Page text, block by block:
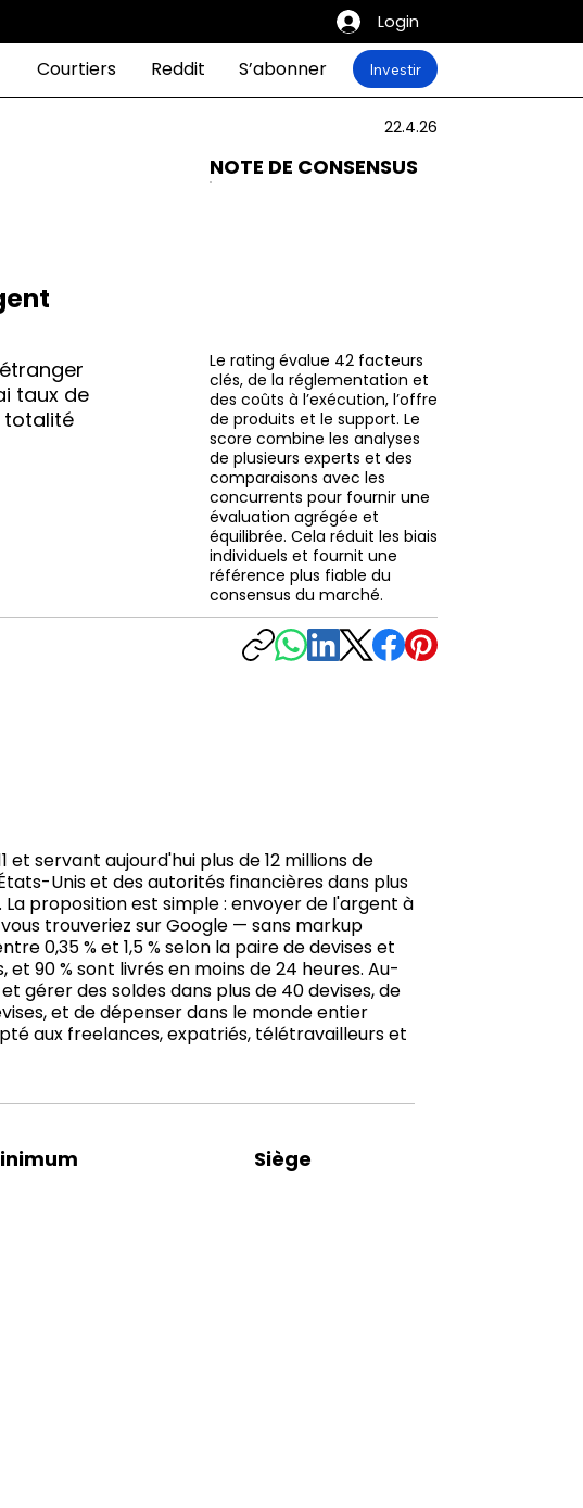
Login
Courtiers Reddit S’abonner Investir
22.4.26
taux de
totalité
NOTE DE CONSENSUS
Le rating évalue 42 facteurs
clés, de la réglementation et
des coûts à l’exécution, l’offre
de produits et le support. Le
score combine les analyses
de plusieurs experts et des
comparaisons avec les
concurrents pour fournir une
évaluation agrégée et
équilibrée. Cela réduit les biais
individuels et fournit une
référence plus fiable du
consensus du marché.
servant aujourd'hui plus de 12 millions de
Unis et des autorités financières dans plus
proposition est simple : envoyer de l'argent à
trouveriez sur Google — sans markup
0,35 % et 1,5 % selon la paire de devises et
90 % sont livrés en moins de 24 heures. Au-
des soldes dans plus de 40 devises, de
et de dépenser dans le monde entier
aux freelances, expatriés, télétravailleurs et
Siège